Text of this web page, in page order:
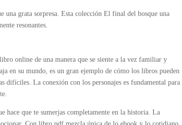
una grata sorpresa. Esta colección El final del bosque una
resonantes.
online​ de una manera que se siente a la vez familiar y
en su mundo, es un gran ejemplo de cómo los libros pueden
difíciles. La conexión con los personajes es fundamental para
hace que te sumerjas completamente en la historia. La